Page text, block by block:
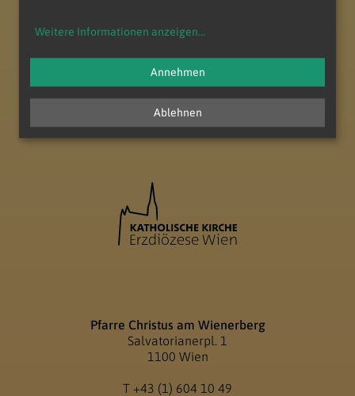
zum Anfang der Seite
Pfarre Christus am Wienerberg
Salvatorianerpl. 1
1100 Wien
T +43 (1) 604 10 49
Weitere Informationen anzeigen...
Ablehnen
Annehmen